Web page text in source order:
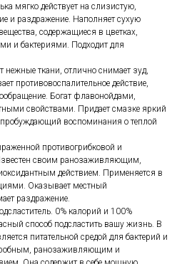
мягко действует на слизистую,
и раздражение. Наполняет сухую
содержащиеся в цветках,
и бактериями. Подходит для
нежные ткани, отлично снимает зуд,
противовоспалительное действие,
Богат флавонойдами,
свойствами. Придает смазке яркий
воспоминания о теплой
противогрибковой и
своим ранозаживляющим,
действием. Применяется в
Оказывает местный
раздражение.
0% калорий и 100%
способ подсластить вашу жизнь. В
питательной средой для бактерий и
ранозаживляющим и